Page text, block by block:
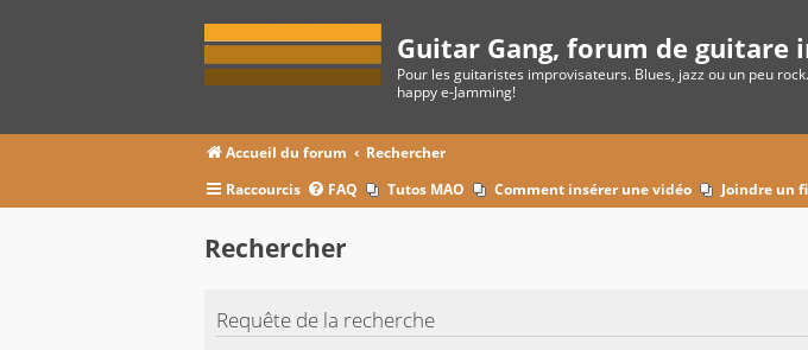
Guitar Gang, forum de guitare
Pour les guitaristes improvisateurs. Blues, jazz ou un peu
happy e-Jamming!
Accueil du forum
Rechercher
Raccourcis
FAQ Tutos MAO Comment insérer une vidéo Joindre un
Rechercher
Requête de la recherche